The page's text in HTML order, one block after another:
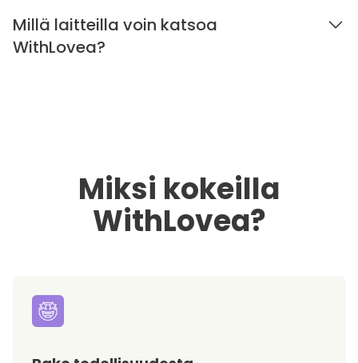
Millä laitteilla voin katsoa
WithLovea?
Miksi kokeilla
WithLovea?